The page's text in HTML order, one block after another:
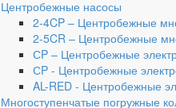
Центробежные насосы
2-4CP – Центробежные
2-5CR – Центробежные
СP – Центробежные
СP - Центробежные
AL-RED - Центробежные
Многоступенчатые погружные